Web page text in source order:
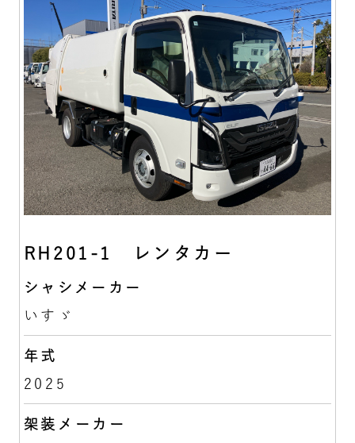
RH201-1 レンタカー
シャシメーカー
いすゞ
年式
2025
架装メーカー